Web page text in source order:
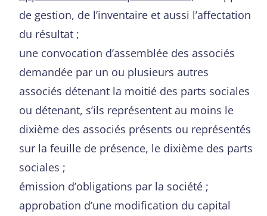
de gestion, de l’inventaire et aussi l’affectation
du résultat ;
une convocation d’assemblée des associés
demandée par un ou plusieurs autres
associés détenant la moitié des parts sociales
ou détenant, s’ils représentent au moins le
dixième des associés présents ou représentés
sur la feuille de présence, le dixième des parts
sociales ;
émission d’obligations par la société ;
approbation d’une modification du capital